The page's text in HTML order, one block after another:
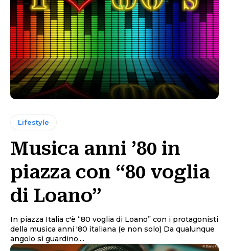
Lifestyle
Musica anni ’80 in
piazza con “80 voglia
di Loano”
In piazza Italia c'è “80 voglia di Loano” con i protagonisti
della musica anni '80 italiana (e non solo) Da qualunque
angolo si guardino,...